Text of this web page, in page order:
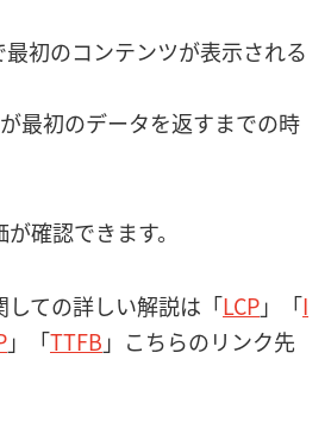
最初のコンテンツが表示される
最初のデータを返すまでの時
確認できます。
ての詳しい解説は「LCP」「I
」「TTFB 」こちらのリンク先